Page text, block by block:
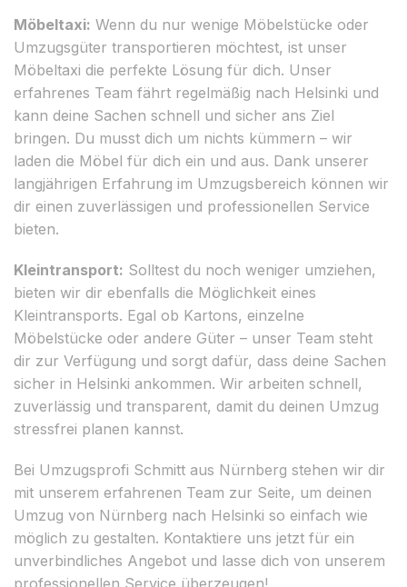
Möbeltaxi: Wenn du nur wenige Möbelstücke oder
Umzugsgüter transportieren möchtest, ist unser
Möbeltaxi die perfekte Lösung für dich. Unser
erfahrenes Team fährt regelmäßig nach Helsinki und
kann deine Sachen schnell und sicher ans Ziel
bringen. Du musst dich um nichts kümmern – wir
laden die Möbel für dich ein und aus. Dank unserer
langjährigen Erfahrung im Umzugsbereich können wir
dir einen zuverlässigen und professionellen Service
bieten.
Kleintransport: Solltest du noch weniger umziehen,
bieten wir dir ebenfalls die Möglichkeit eines
Kleintransports. Egal ob Kartons, einzelne
Möbelstücke oder andere Güter – unser Team steht
dir zur Verfügung und sorgt dafür, dass deine Sachen
sicher in Helsinki ankommen. Wir arbeiten schnell,
zuverlässig und transparent, damit du deinen Umzug
stressfrei planen kannst.
Bei Umzugsprofi Schmitt aus Nürnberg stehen wir dir
mit unserem erfahrenen Team zur Seite, um deinen
Umzug von Nürnberg nach Helsinki so einfach wie
möglich zu gestalten. Kontaktiere uns jetzt für ein
unverbindliches Angebot und lasse dich von unserem
professionellen Service überzeugen!